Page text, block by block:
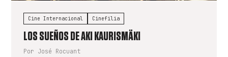
Cine Internacional Cinefilia
LOS SUEÑOS DE AKI KAURISMÄKI
Por José Rocuant